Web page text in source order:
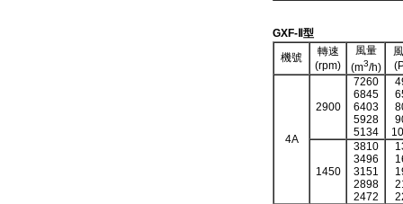
GXF-Ⅱ 型
機號
轉速
(rpm)
風量
(m3/h)
4A
2900
7260
6845
6403
5928
5134
1450
3810
3496
3151
2898
2472